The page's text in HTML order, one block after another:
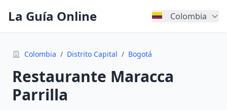
La Guía Online Colombia
Colombia / Distrito Capital / Bogotá
Restaurante Maracca
Parrilla